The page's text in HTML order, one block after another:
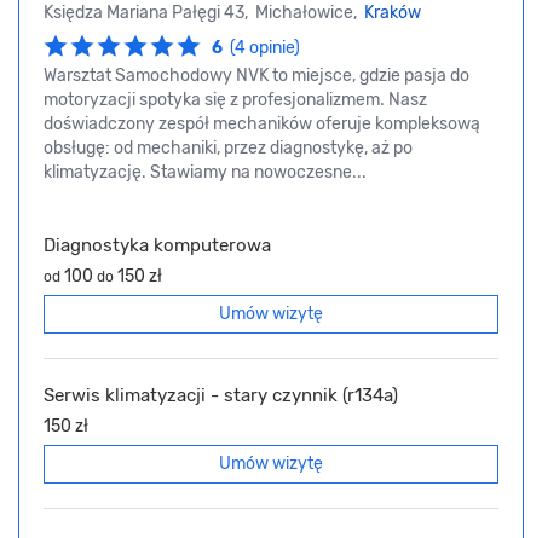
Księdza Mariana Pałęgi 43, Michałowice, Kraków
6 (4 opinie)
Warsztat Samochodowy NVK to miejsce, gdzie pasja do
motoryzacji spotyka się z profesjonalizmem. Nasz
doświadczony zespół mechaników oferuje kompleksową
obsługę: od mechaniki, przez diagnostykę, aż po
klimatyzację. Stawiamy na nowoczesne...
Diagnostyka komputerowa
od 100 do 150 zł
Umów wizytę
Serwis klimatyzacji - stary czynnik (r134a)
150 zł
Umów wizytę